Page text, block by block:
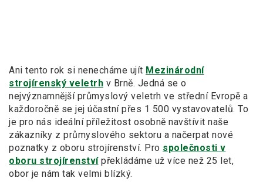
Ani tento rok si nenecháme ujít Mezinárodní
strojírenský veletrh v Brně. Jedná se o
nejvýznamnější průmyslový veletrh ve střední Evropě a
každoročně se jej účastní přes 1 500 vystavovatelů. To
je pro nás ideální příležitost osobně navštívit naše
zákazníky z průmyslového sektoru a načerpat nové
poznatky z oboru strojírenství. Pro společnosti v
oboru strojírenstvípřekládáme už více než 25 let,
obor je nám tak velmi blízký.